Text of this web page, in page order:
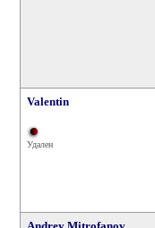
Valentin
Удален